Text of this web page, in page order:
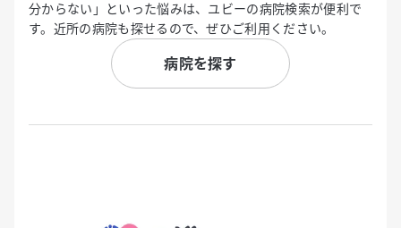
分からない」といった悩みは、ユビーの病院検索が便利で
す。近所の病院も探せるので、ぜひご利用ください。
病院を探す